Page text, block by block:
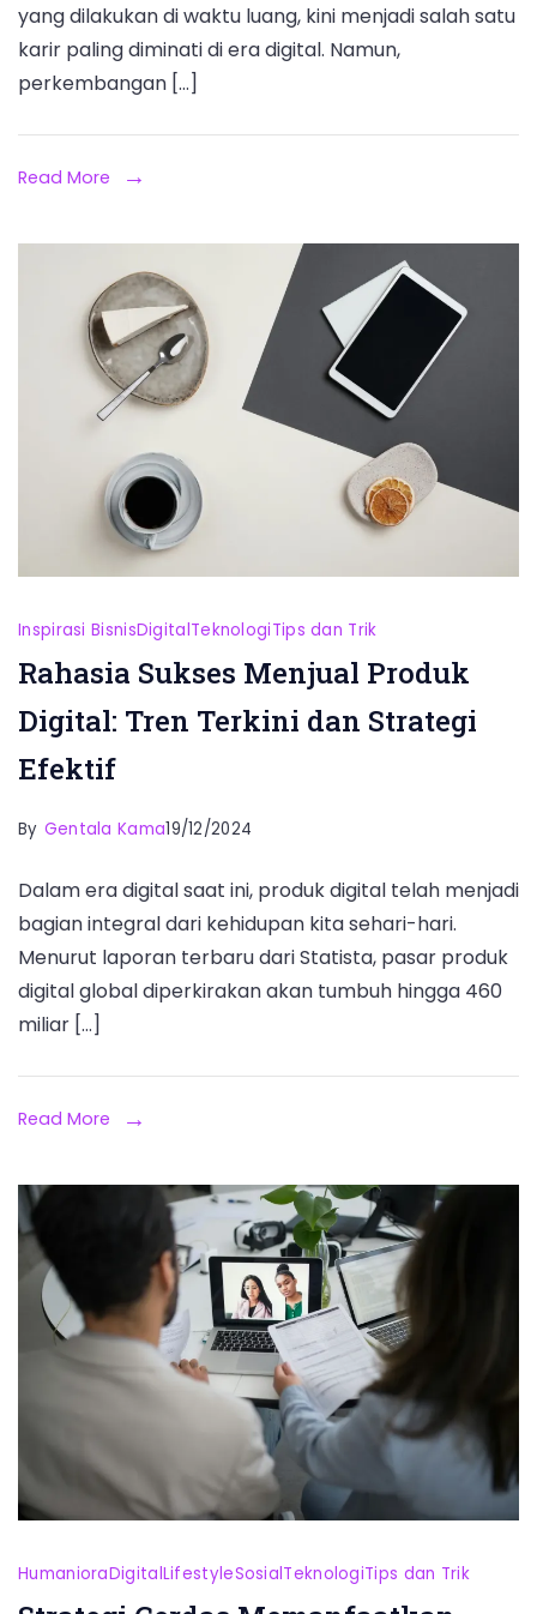
yang dilakukan di waktu luang, kini menjadi salah satu
karir paling diminati di era digital. Namun,
perkembangan […]
Read More
Inspirasi BisnisDigitalTeknologiTips dan Trik
Rahasia Sukses Menjual Produk
Digital: Tren Terkini dan Strategi
Efektif
By Gentala Kama19/12/2024
Dalam era digital saat ini, produk digital telah menjadi
bagian integral dari kehidupan kita sehari-hari.
Menurut laporan terbaru dari Statista, pasar produk
digital global diperkirakan akan tumbuh hingga 460
miliar […]
Read More
HumanioraDigitalLifestyleSosialTeknologiTips dan Trik